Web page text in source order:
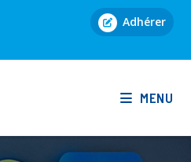
Adhérer
MENU